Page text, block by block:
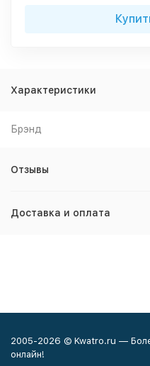
Характеристики
Брэнд
Отзывы
Доставка и оплата
2005-2026 © Kwatro.ru —
онлайн!